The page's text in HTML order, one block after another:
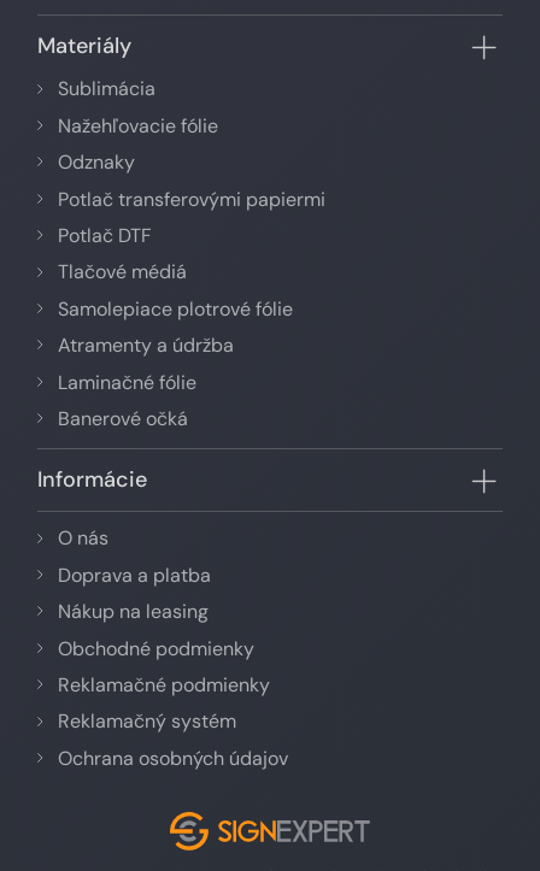
Materiály
Sublimácia
Nažehľovacie fólie
Odznaky
Potlač transferovými papiermi
Potlač DTF
Tlačové médiá
Samolepiace plotrové fólie
Atramenty a údržba
Laminačné fólie
Banerové očká
Informácie
O nás
Doprava a platba
Nákup na leasing
Obchodné podmienky
Reklamačné podmienky
Reklamačný systém
Ochrana osobných údajov